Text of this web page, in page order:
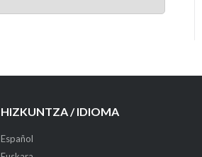
HIZKUNTZA / IDIOMA
Español